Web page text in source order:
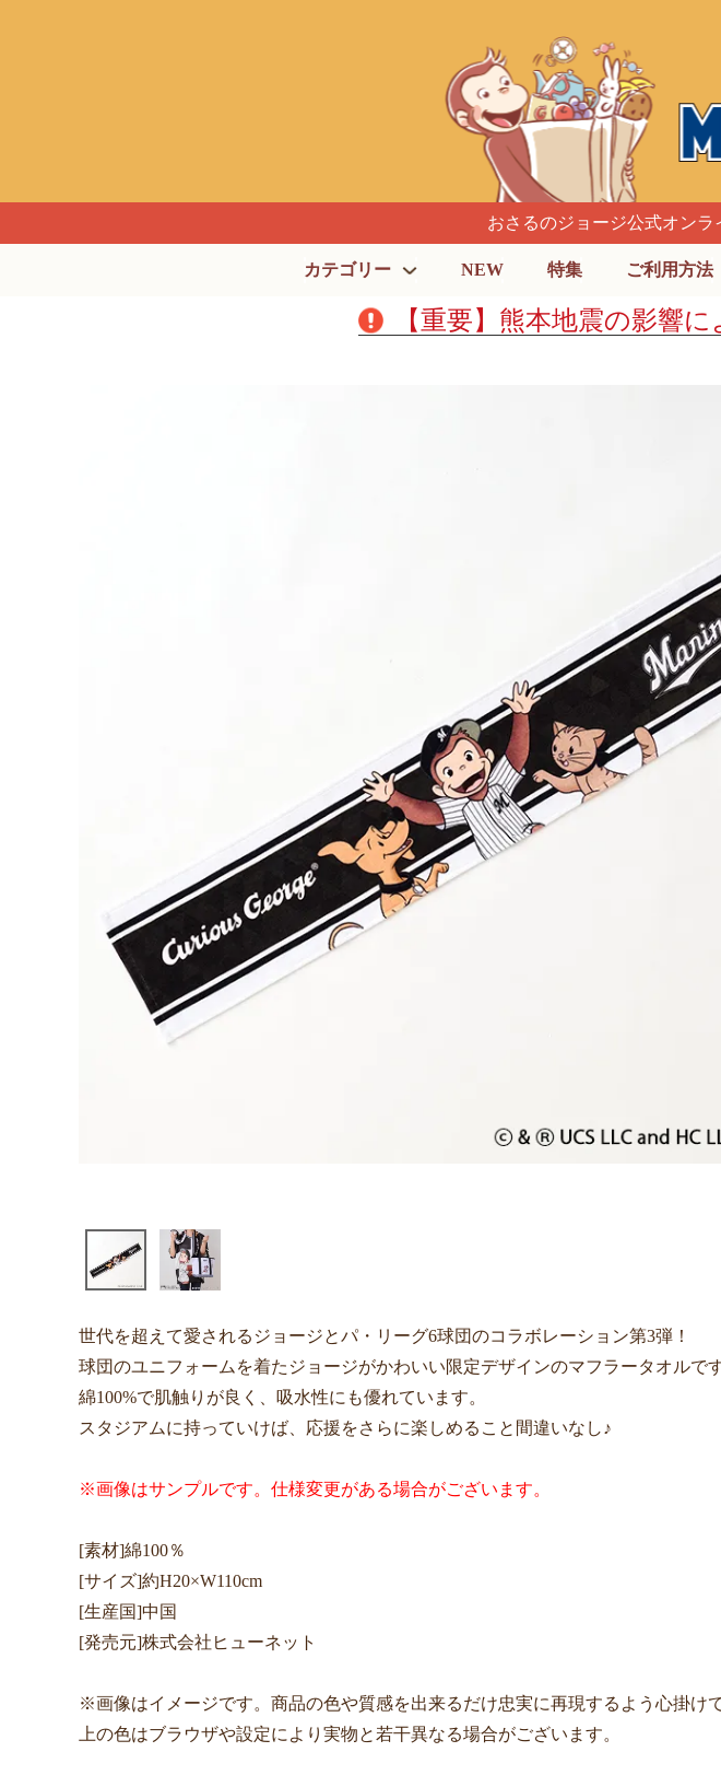
おさるのジョージ公式オン
カテゴリー NEW 特集 ご利用方法
【重要】熊本地震の影響
世代を超えて愛されるジョージとパ・リーグ6球団のコラボレーション第3弾！
球団のユニフォームを着たジョージがかわいい限定デザインのマフラータオルです
綿100%で肌触りが良く、吸水性にも優れています。
スタジアムに持っていけば、応援をさらに楽しめること間違いなし♪
※画像はサンプルです。仕様変更がある場合がございます。
[素材]綿100％
[サイズ]約H20×W110cm
[生産国]中国
[発売元]株式会社ヒューネット
※画像はイメージです。商品の色や質感を出来るだけ忠実に再現するよう心掛け
上の色はブラウザや設定により実物と若干異なる場合がございます。